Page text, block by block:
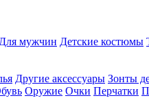
Для мужчин Детские костюмы
Другие аксессуары Зонты
Оружие Очки Перчатки